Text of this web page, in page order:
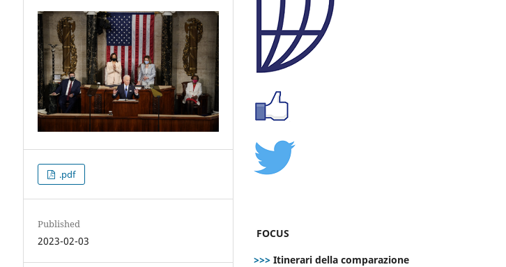
.pdf
Published
2023-02-03
FOCUS
>>> Itinerari della comparazione